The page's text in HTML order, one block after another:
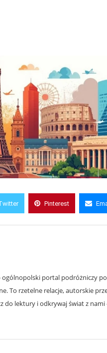
Pinterest
portal podróżniczy
To rzetelne relacje, autorskie
do lektury i odkrywaj świat z